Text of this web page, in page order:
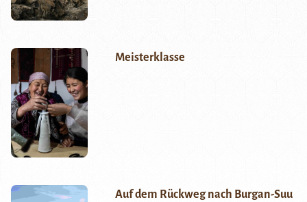
Meisterklasse
Auf dem Rückweg nach Burgan-Suu